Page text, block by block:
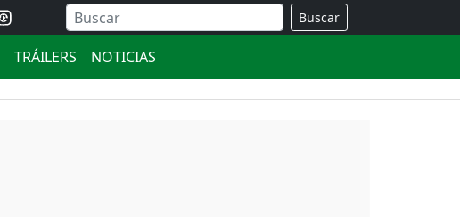
Buscar
TRÁILERS NOTICIAS